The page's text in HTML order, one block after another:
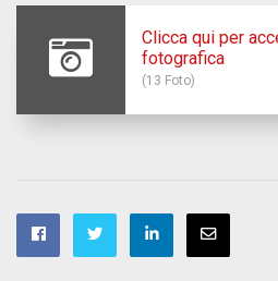
Clicca qui per
fotografica
(13 Foto)